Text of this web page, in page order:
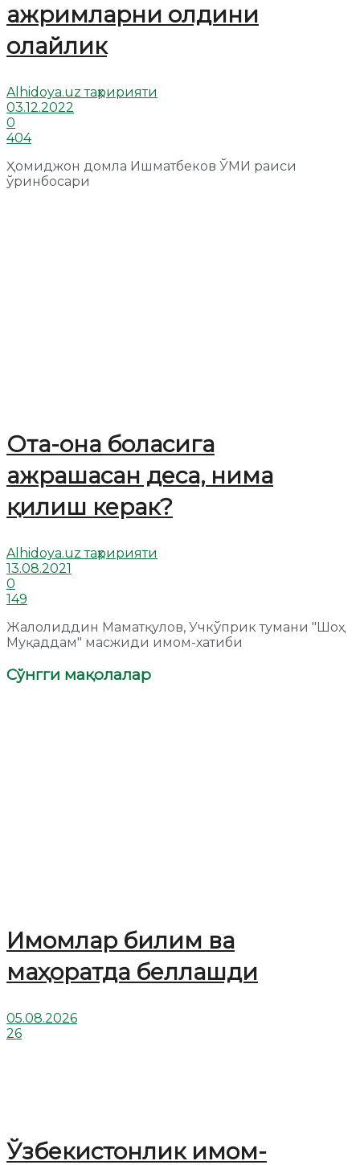
ажримларни олдини
олайлик
Alhidoya.uz таҳририяти
03.12.2022
0
404
Ҳомиджон домла Ишматбеков ЎМИ раиси
ўринбосари
Ота-она боласига
ажрашасан деса, нима
қилиш керак?
Alhidoya.uz таҳририяти
13.08.2021
0
149
Жалолиддин Маматқулов, Учкўприк тумани "Шоҳ
Муқаддам" масжиди имом-хатиби
Сўнгги мақолалар
Имомлар билим ва
маҳоратда беллашди
05.08.2026
26
Ўзбекистонлик имом-